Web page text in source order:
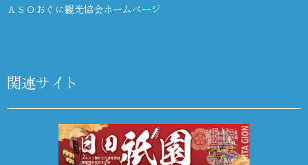
ＡＳＯおぐに観光協会ホームページ
関連サイト